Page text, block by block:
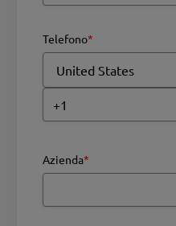
Telefono*
Azienda*